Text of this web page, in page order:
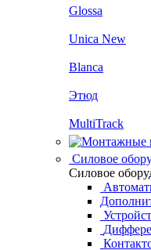
Glossa
Unica New
Blanca
Этюд
MultiTrack
Силовое
Силовое